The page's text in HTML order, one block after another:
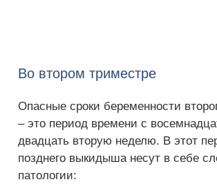
Во втором триместре
Опасные сроки беременности
– это период времени с
двадцать вторую неделю. В этот
позднего выкидыша несут в себе
патологии: